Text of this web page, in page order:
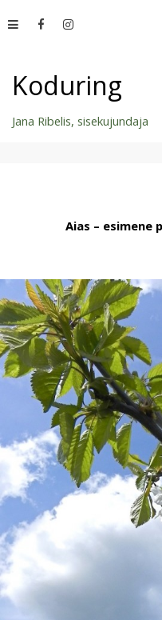
to
Koduring
Jana Ribelis, sisekujundaja
Aias – esimene